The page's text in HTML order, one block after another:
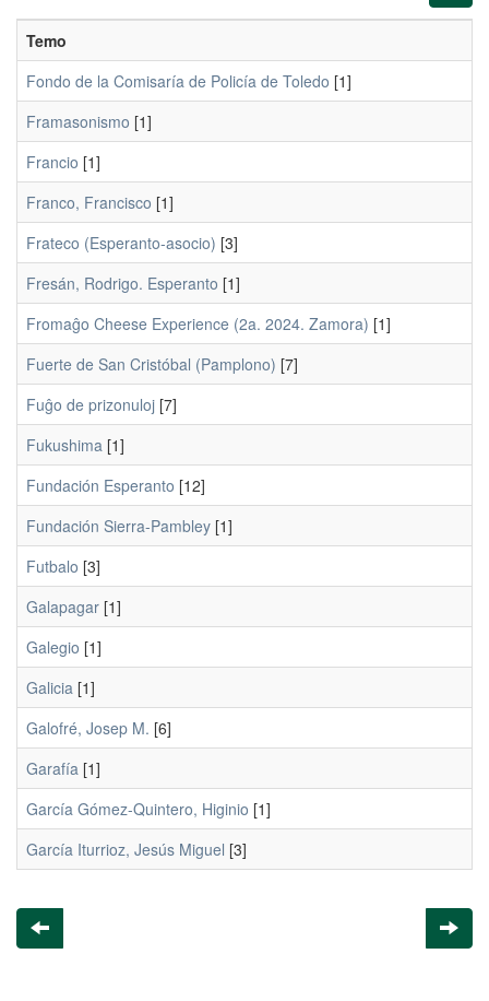
Temo
Fondo de la Comisaría de Policía de Toledo [1]
Framasonismo [1]
Francio [1]
Franco, Francisco [1]
Frateco (Esperanto-asocio) [3]
Fresán, Rodrigo. Esperanto [1]
Fromaĝo Cheese Experience (2a. 2024. Zamora) [1]
Fuerte de San Cristóbal (Pamplono) [7]
Fuĝo de prizonuloj [7]
Fukushima [1]
Fundación Esperanto [12]
Fundación Sierra-Pambley [1]
Futbalo [3]
Galapagar [1]
Galegio [1]
Galicia [1]
Galofré, Josep M. [6]
Garafía [1]
García Gómez-Quintero, Higinio [1]
García Iturrioz, Jesús Miguel [3]